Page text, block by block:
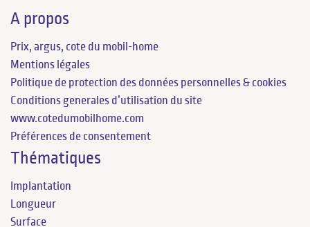
A propos
Prix, argus, cote du mobil-home
Mentions légales
Politique de protection des données personnelles & cookies
Conditions generales d’utilisation du site
www.cotedumobilhome.com
Préférences de consentement
Thématiques
Implantation
Longueur
Surface